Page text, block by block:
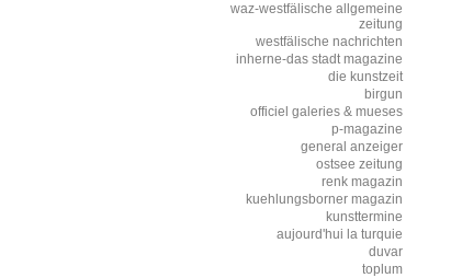
waz-westfälische allgemeine
zeitung
westfälische nachrichten
inherne-das stadt magazine
die kunstzeit
birgun
officiel galeries & mueses
p-magazine
general anzeiger
ostsee zeitung
renk magazin
kuehlungsborner magazin
kunsttermine
aujourd'hui la turquie
duvar
toplum